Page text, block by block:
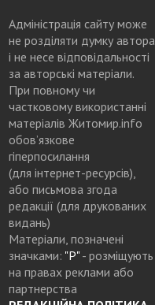
Адміністрація сайту може
не розділяти думку автора
і не несе відповідальності
за авторські матеріали.
При повному чи
частковому використанні
матеріалів Житомир.info
обов’язкове
гіперпосилання
(для інтернет-ресурсів),
або письмова згода
редакції (для друкованих
видань)
Матеріали, позначені
значками: "Р"- розміщують
на правах реклами або
партнерства